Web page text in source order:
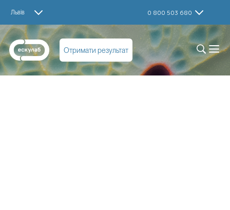
Львів 0 800 503 680
Отримати результат